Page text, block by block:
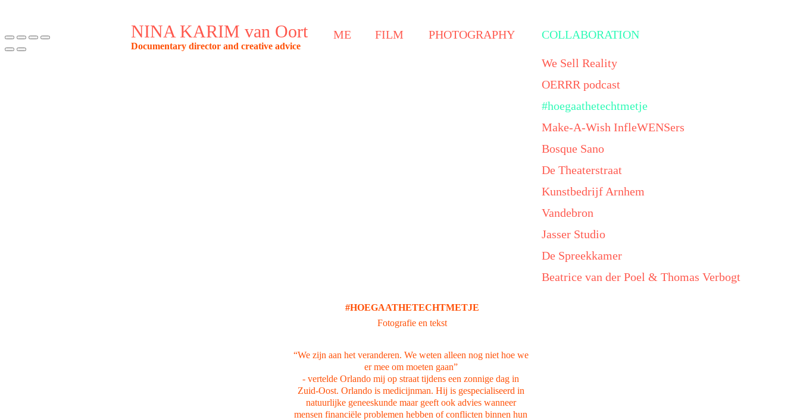
NINA KARIM van Oort FILM
ME COLLABORATION
We Sell Reality
OERRR podcast
#hoegaathetechtmetje
Make-A-Wish InfleWENSers
Bosque Sano
De Theaterstraat
Kunstbedrijf Arnhem
Vandebron
Jasser Studio
De Spreekkamer
Beatrice van der Poel & Thomas Verbogt
PHOTOGRAPHY
“We zijn aan het veranderen. We weten alleen nog niet hoe we
er mee om moeten gaan”
- vertelde Orlando mij op straat tijdens een zonnige dag in
Zuid-Oost. Orlando is medicijnman. Hij is gespecialiseerd in
natuurlijke geneeskunde maar geeft ook advies wanneer
mensen financiële problemen hebben of conflicten binnen hun
#HOEGAATHETECHTMETJE
Fotografie en tekst
Documentary director and creative advice